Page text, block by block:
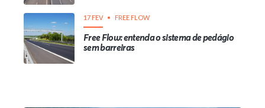
17 FEV FREE FLOW
Free Flow: entenda o sistema de pedágio
sem barreiras